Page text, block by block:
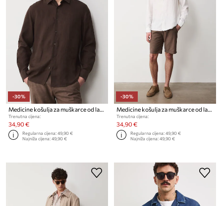
-30%
Medicine košulja za muškarce od lana
Trenutna cijena:
34,90 €
Regularna cijena:49,90 €
Najniža cijena:49,90 €
-30%
Medicine košulja za muškarce od lana
Trenutna cijena:
34,90 €
Regularna cijena:49,90 €
Najniža cijena:49,90 €